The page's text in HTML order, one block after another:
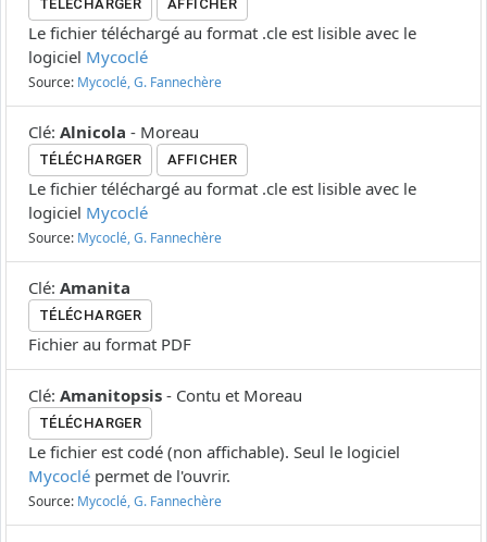
TÉLÉCHARGER AFFICHER
Le fichier téléchargé au format .cle est lisible avec le
logiciel Mycoclé
Source: Mycoclé, G. Fannechère
Clé: Alnicola - Moreau
TÉLÉCHARGER AFFICHER
Le fichier téléchargé au format .cle est lisible avec le
logiciel Mycoclé
Source: Mycoclé, G. Fannechère
Clé: Amanita
TÉLÉCHARGER
Fichier au format PDF
Clé: Amanitopsis - Contu et Moreau
TÉLÉCHARGER
Le fichier est codé (non affichable). Seul le logiciel
Mycoclé permet de l'ouvrir.
Source: Mycoclé, G. Fannechère